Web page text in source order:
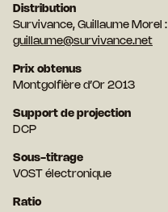
Distribution
Survivance, Guillaume Morel :
guillaume@survivance.net
Prix obtenus
Montgolfière d’Or 2013
Support de projection
DCP
Sous-titrage
VOST électronique
Ratio